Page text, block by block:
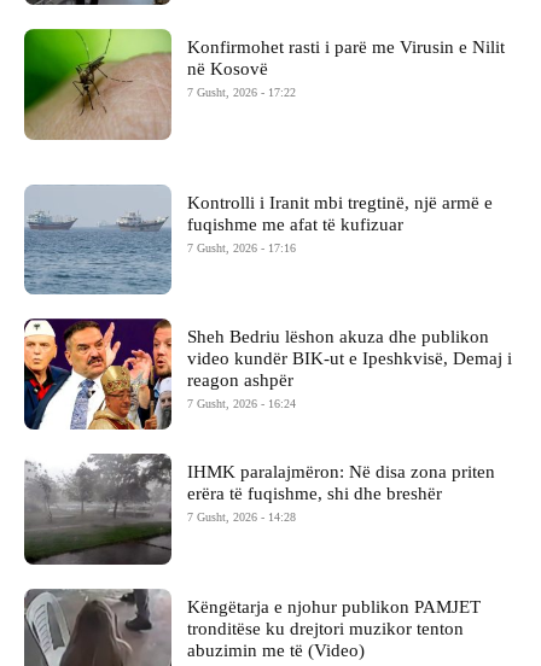
Konfirmohet rasti i parë me Virusin e Nilit
në Kosovë
7 Gusht, 2026 - 17:22
Kontrolli i Iranit mbi tregtinë, një armë e
fuqishme me afat të kufizuar
7 Gusht, 2026 - 17:16
Sheh Bedriu lëshon akuza dhe publikon
video kundër BIK-ut e Ipeshkvisë, Demaj i
reagon ashpër
7 Gusht, 2026 - 16:24
IHMK paralajmëron: Në disa zona priten
erëra të fuqishme, shi dhe breshër
7 Gusht, 2026 - 14:28
Këngëtarja e njohur publikon PAMJET
tronditëse ku drejtori muzikor tenton
abuzimin me të (Video)